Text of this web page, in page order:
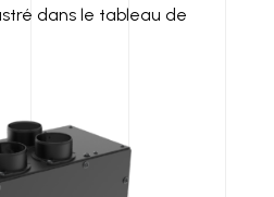
dans le tableau de